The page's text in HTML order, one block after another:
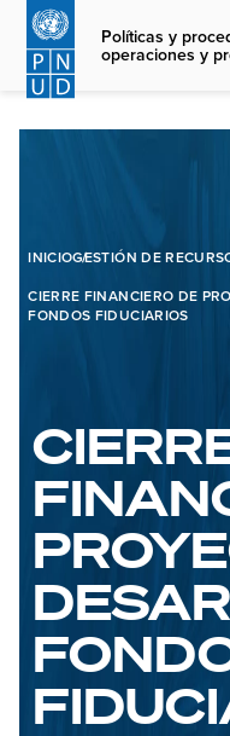
Skip
main
content
Políticas y
operaciones y
INICIOGESTIÓN DE
CIERRE FINANCIERO DE
FONDOS FIDUCIARIOS